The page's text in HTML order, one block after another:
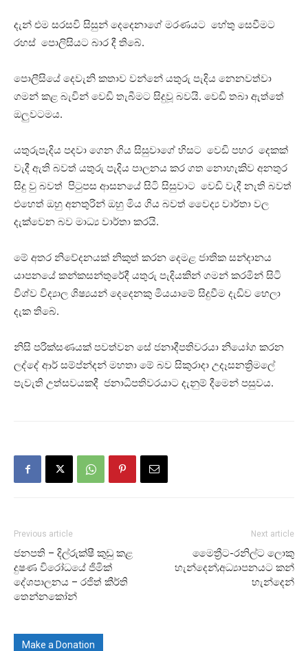
දැන් එම සරසවි සිසුන් දෙදෙනාගේ මරණයට හේතු සෙවීමට
රහස් පොලිසියට බාර දී තිබේ.
පොලීසියේ දෙවැනි කතාව වන්නේ යතුරු පැදිය නෙනවත්වා
ගමන් කළ බැවින් වෙඩි තැබීමට සිදුවූ බවයි. වෙඩි තබා ඇත්තේ
ඔලුවටමය.
යතුරුපැදිය පදවා ගෙන ගිය සිසුවාගේ හිසට වෙඩි පහර දෙකක්
වැදී ඇති බවත් යතුරු පැදිය පාලනය කර ගත නොහැකිව අනතුර
සිදු වු බවත් පිටුපස ආසනයේ සිටි සිසුවාට වෙඩි වැදී නැති බවත්
එහෙත් ඔහු අනතුරින් ඔහු මිය ගිය බවත් වෛද්‍ය වාර්තා වල
දැක්වෙන බව මාධ්‍ය වාර්තා කරයි.
මේ අතර නිවේදනයක් නිකුත් කරන දෙමළ ජාතික සන්දානය
යාපනයේ කන්කසන්තුරේදී යතුරු පැදියකින් ගමන් කරමින් සිටි
විශ්ව විද්‍යාල ශිෂ්‍යයන් දෙදෙනකු මියයාමේ සිදුවීම දැඩිව හෙලා
දැක තිබේ.
නිසි පරික්සණයක් පවත්වන සේ ජනාදීපතිවරයා නියෝග කරන
ලද්දේ ආර් සම්ප්න්දන් මහතා මේ බව සිකුරාදා උදෑසනත්‍රිමලේ
පැවැති උත්සවයකදී ජනාධිපතිවරයාට දැනුම් දීමෙන් පසුවය.
Previous article
ජනපති – දිල්රුක්ෂී කුඩු කළ
දුෂණ විරෝධයේ ජිමික්
දේශපාලනය – රජිත් කීර්ති
තෙන්නකෝන්
Next article
මෛත්‍රීට-රනිල්ට ලොකු
හැන්දෙන්;අධ්‍යාපනයට කන්
හැන්දෙන්
Make a Donation